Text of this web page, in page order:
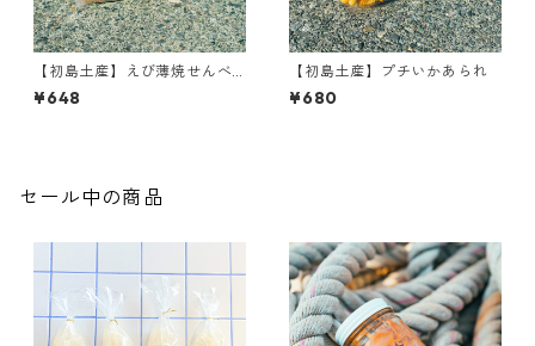
【初島土産】えび薄焼せんべ
い
¥648
【初島土産】プチいかあられ
¥680
セール中の商品